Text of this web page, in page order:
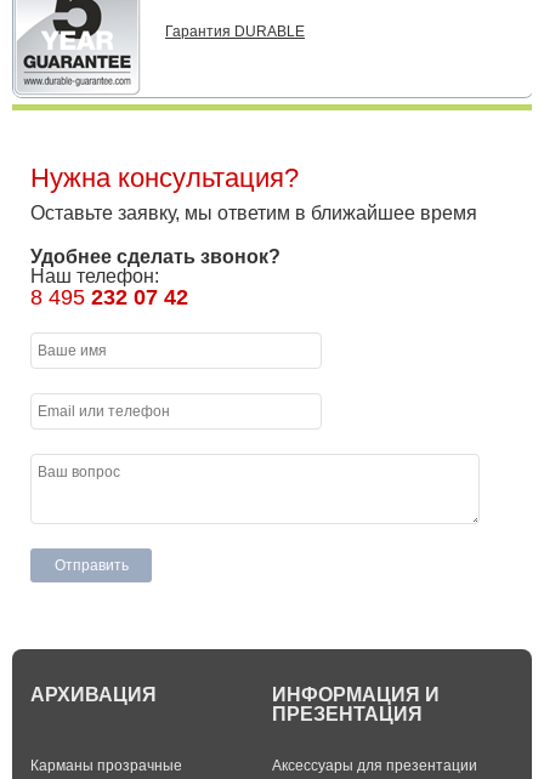
Гарантия DURABLE
Нужна консультация?
Оставьте заявку, мы ответим в ближайшее время
Удобнее сделать звонок?
Наш телефон:
8 495 232 07 42
АРХИВАЦИЯ
Карманы прозрачные
ИНФОРМАЦИЯ И
ПРЕЗЕНТАЦИЯ
Аксессуары для презентации